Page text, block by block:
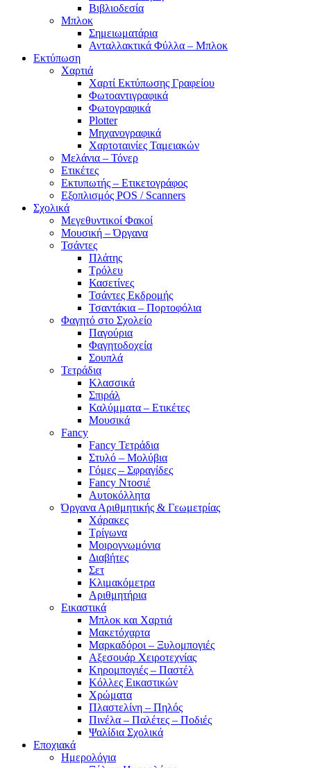
Βιβλιοδεσία
Μπλοκ
Σημειωματάρια
Ανταλλακτικά Φύλλα – Μπλοκ
Εκτύπωση
Χαρτιά
Χαρτί Εκτύπωσης Γραφείου
Φωτοαντιγραφικά
Φωτογραφικά
Plotter
Μηχανογραφικά
Χαρτοταινίες Ταμειακών
Μελάνια – Τόνερ
Ετικέτες
Εκτυπωτής – Ετικετογράφος
Εξοπλισμός POS / Scanners
Σχολικά
Μεγεθυντικοί Φακοί
Μουσική – Όργανα
Τσάντες
Πλάτης
Τρόλευ
Κασετίνες
Τσάντες Εκδρομής
Τσαντάκια – Πορτοφόλια
Φαγητό στο Σχολείο
Παγούρια
Φαγητοδοχεία
Σουπλά
Τετράδια
Κλασσικά
Σπιράλ
Καλύμματα – Ετικέτες
Μουσικά
Fancy
Fancy Τετράδια
Στυλό – Μολύβια
Γόμες – Σφραγίδες
Fancy Ντοσιέ
Αυτοκόλλητα
Όργανα Αριθμητικής & Γεωμετρίας
Χάρακες
Τρίγωνα
Mοιρογνωμόνια
Διαβήτες
Σετ
Κλιμακόμετρα
Αριθμητήρια
Εικαστικά
Μπλοκ και Χαρτιά
Μακετόχαρτα
Μαρκαδόροι – Ξυλομπογιές
Αξεσουάρ Χειροτεχνίας
Κηρομπογιές – Παστέλ
Κόλλες Εικαστικών
Χρώματα
Πλαστελίνη – Πηλός
Πινέλα – Παλέτες – Ποδιές
Ψαλίδια Σχολικά
Εποχιακά
Ημερολόγια